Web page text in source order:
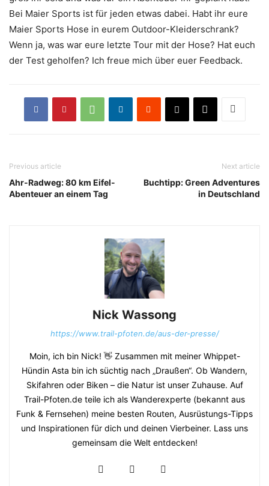
Bei Maier Sports ist für jeden etwas dabei. Habt ihr eure
Maier Sports Hose in eurem Outdoor-Kleiderschrank?
Wenn ja, was war eure letzte Tour mit der Hose? Hat euch
der Test geholfen? Ich freue mich über euer Feedback.
Previous article
Ahr-Radweg: 80 km Eifel-
Abenteuer an einem Tag
Next article
Buchtipp: Green Adventures
in Deutschland
Nick Wassong
https://www.trail-pfoten.de/aus-der-presse/
Moin, ich bin Nick! 👋 Zusammen mit meiner Whippet-
Hündin Asta bin ich süchtig nach „Draußen“. Ob Wandern,
Skifahren oder Biken – die Natur ist unser Zuhause. Auf
Trail-Pfoten.de teile ich als Wanderexperte (bekannt aus
Funk & Fernsehen) meine besten Routen, Ausrüstungs-Tipps
und Inspirationen für dich und deinen Vierbeiner. Lass uns
gemeinsam die Welt entdecken!